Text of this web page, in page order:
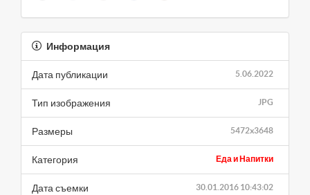
Информация
5.06.2022
Дата публикации
JPG
Тип изображения
5472x3648
Размеры
Еда и Напитки
Категория
30.01.2016 10:43:02
Дата съемки